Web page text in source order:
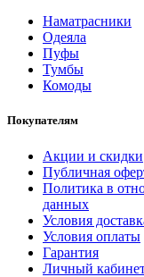
Наматрасники
Одеяла
Пуфы
Тумбы
Комоды
Покупателям
Акции и скидки
Публичная
Политика в
данных
Условия
Условия оплаты
Гарантия
Личный